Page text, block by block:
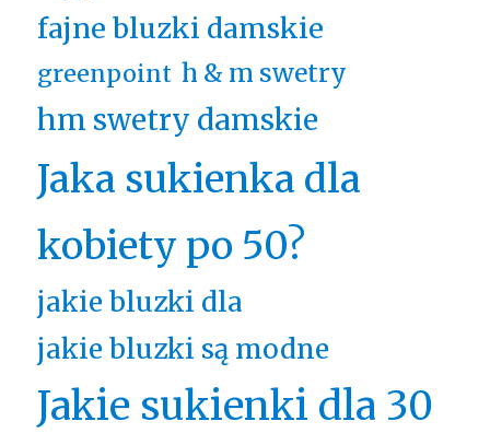
fajne bluzki damskie
greenpoint h & m swetry
hm swetry damskie
Jaka sukienka dla
kobiety po 50?
jakie bluzki dla
jakie bluzki są modne
Jakie sukienki dla 30